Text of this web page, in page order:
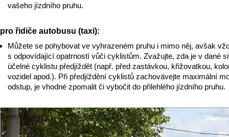
vašeho jízdního pruhu.
pro řidiče autobusu (taxi):
Můžete se pohybovat ve vyhrazeném pruhu i mimo něj, avšak
s odpovídající opatrností vůči cyklistům. Zvažujte, zda je v dané
účelné cyklistu předjíždět (např. před zastávkou, křižovatkou,
vozidel apod.). Při předjíždění cyklistů zachovávejte maximální
odstup, je vhodné zpomalit či vybočit do přilehlého jízdního pruhu.